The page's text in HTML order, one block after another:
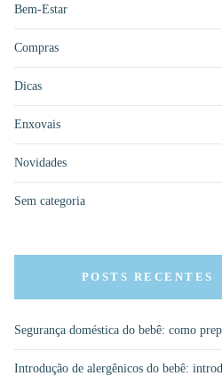
Bem-Estar
Compras
Dicas
Enxovais
Novidades
Sem categoria
POSTS RECENTES
Segurança doméstica do bebê: como
Introdução de alergênicos do bebê: